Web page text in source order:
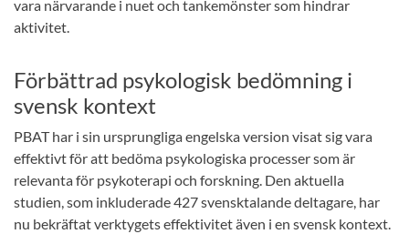
vara närvarande i nuet och tankemönster som hindrar
aktivitet.
Förbättrad psykologisk bedömning i
svensk kontext
PBAT har i sin ursprungliga engelska version visat sig vara
effektivt för att bedöma psykologiska processer som är
relevanta för psykoterapi och forskning. Den aktuella
studien, som inkluderade 427 svensktalande deltagare, har
nu bekräftat verktygets effektivitet även i en svensk kontext.